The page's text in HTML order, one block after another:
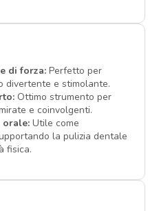
di forza: Perfetto per
divertente e stimolante.
Ottimo strumento per
e coinvolgenti.
orale: Utile come
la pulizia dentale
fisica.